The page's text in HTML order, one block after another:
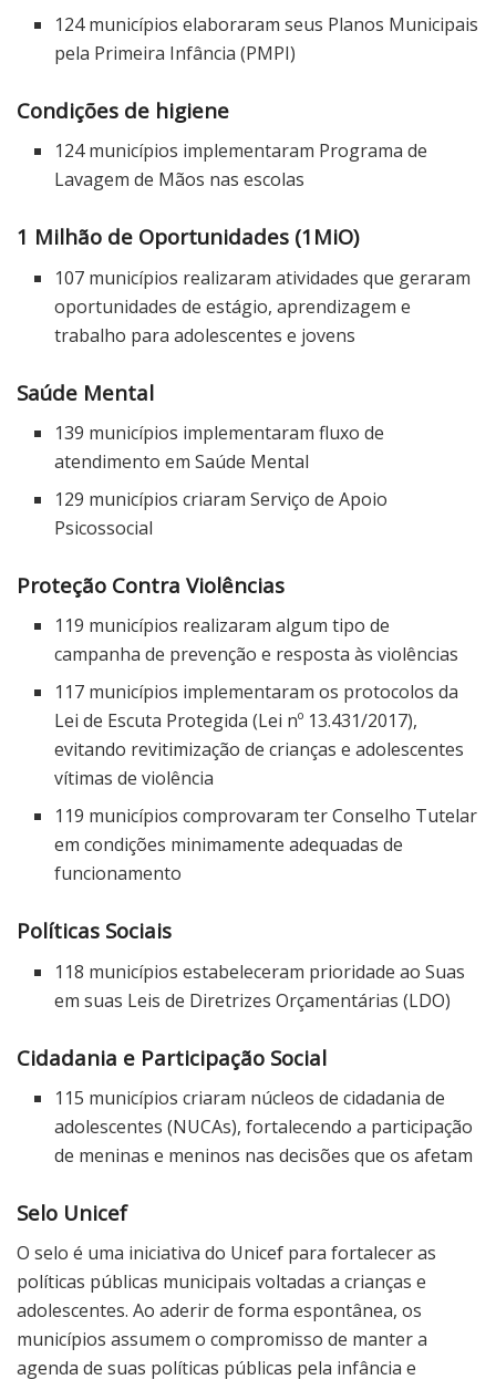
124 municípios elaboraram seus Planos Municipais
pela Primeira Infância (PMPI)
Condições de higiene
124 municípios implementaram Programa de
Lavagem de Mãos nas escolas
1 Milhão de Oportunidades (1MiO)
107 municípios realizaram atividades que geraram
oportunidades de estágio, aprendizagem e
trabalho para adolescentes e jovens
Saúde Mental
139 municípios implementaram fluxo de
atendimento em Saúde Mental
129 municípios criaram Serviço de Apoio
Psicossocial
Proteção Contra Violências
119 municípios realizaram algum tipo de
campanha de prevenção e resposta às violências
117 municípios implementaram os protocolos da
Lei de Escuta Protegida (Lei nº 13.431/2017),
evitando revitimização de crianças e adolescentes
vítimas de violência
119 municípios comprovaram ter Conselho Tutelar
em condições minimamente adequadas de
funcionamento
Políticas Sociais
118 municípios estabeleceram prioridade ao Suas
em suas Leis de Diretrizes Orçamentárias (LDO)
Cidadania e Participação Social
115 municípios criaram núcleos de cidadania de
adolescentes (NUCAs), fortalecendo a participação
de meninas e meninos nas decisões que os afetam
Selo Unicef
O selo é uma iniciativa do Unicef para fortalecer as
políticas públicas municipais voltadas a crianças e
adolescentes. Ao aderir de forma espontânea, os
municípios assumem o compromisso de manter a
agenda de suas políticas públicas pela infância e